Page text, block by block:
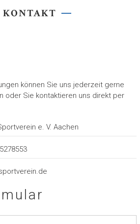
KONTAKT
können Sie uns jederzeit gerne
oder Sie kontaktieren uns direkt per
e. V. Aachen